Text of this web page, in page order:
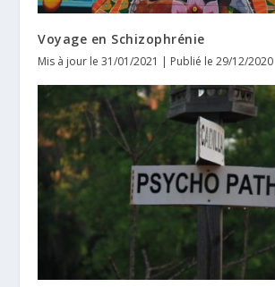
Voyage en Schizophrénie
Mis à jour le 31/01/2021 | Publié le 29/12/2020